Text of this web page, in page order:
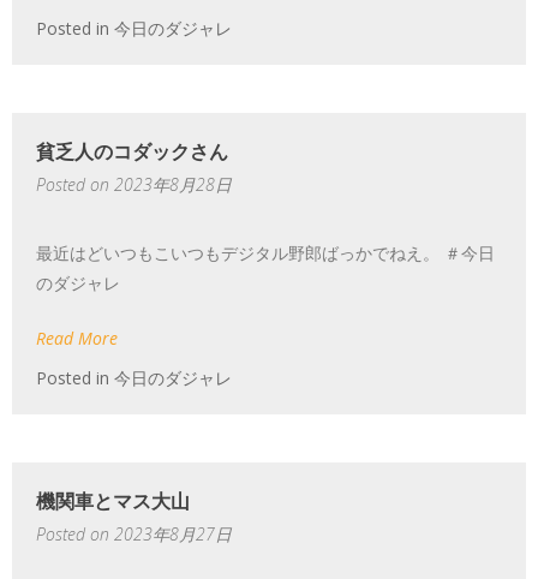
Posted in 今日のダジャレ
貧乏人のコダックさん
Posted on 2023年8月28日
最近はどいつもこいつもデジタル野郎ばっかでねえ。 ＃今日
のダジャレ
Read More
Posted in 今日のダジャレ
機関車とマス大山
Posted on 2023年8月27日